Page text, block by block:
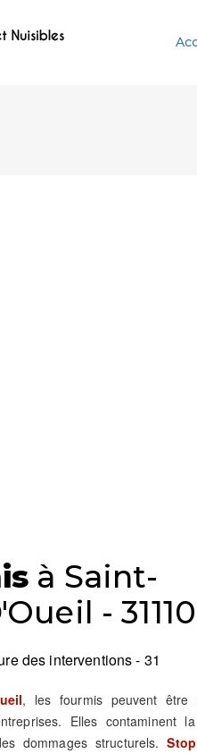
à Saint-
- 31110
des interventions - 31
, les fourmis peuvent être
Elles contaminent
dommages structurels.